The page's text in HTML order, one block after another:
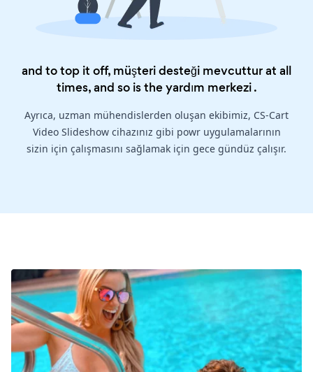
and to top it off, müşteri desteği mevcuttur at all
times, and so is theyardım merkezi.
Ayrıca, uzman mühendislerden oluşan ekibimiz, CS-Cart
Video Slideshow cihazınız gibi powr uygulamalarının
sizin için çalışmasını sağlamak için gece gündüz çalışır.